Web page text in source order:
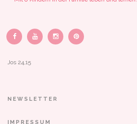
Jos 24,15
NEWSLETTER
IMPRESSUM